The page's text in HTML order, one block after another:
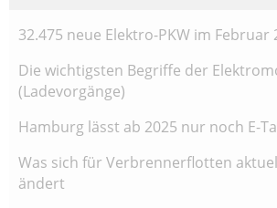
32.475 neue Elektro-PKW im Februar
Die wichtigsten Begriffe der
(Ladevorgänge)
Hamburg lässt ab 2025 nur noch E-
Was sich für Verbrennerflotten
ändert